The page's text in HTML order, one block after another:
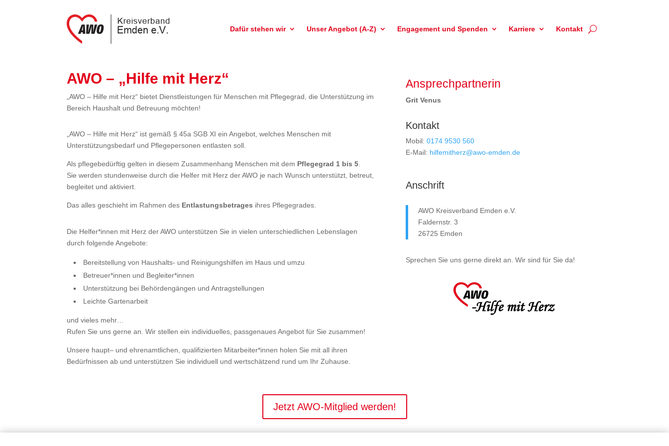
Dafür stehen wir Unser Angebot (A-Z) Engagement und Spenden Karriere Kontakt
AWO – „Hilfe mit Herz“
„AWO – Hilfe mit Herz“ bietet Dienstleistungen für Menschen mit Pflegegrad, die Unterstützung im
Bereich Haushalt und Betreuung möchten!
„AWO – Hilfe mit Herz“ ist gemäß § 45a SGB XI ein Angebot, welches Menschen mit
Unterstützungsbedarf und Pflegepersonen entlasten soll.
Als pflegebedürftig gelten in diesem Zusammenhang Menschen mit dem Pflegegrad 1 bis 5.
Sie werden stundenweise durch die Helfer mit Herz der AWO je nach Wunsch unterstützt, betreut,
begleitet und aktiviert.
Das alles geschieht im Rahmen des Entlastungsbetrages ihres Pflegegrades.
Die Helfer*innen mit Herz der AWO unterstützen Sie in vielen unterschiedlichen Lebenslagen
durch folgende Angebote:
Bereitstellung von Haushalts- und Reinigungshilfen im Haus und umzu
Betreuer*innen und Begleiter*innen
Unterstützung bei Behördengängen und Antragstellungen
Leichte Gartenarbeit
und vieles mehr…
Rufen Sie uns gerne an. Wir stellen ein individuelles, passgenaues Angebot für Sie zusammen!
Unsere haupt– und ehrenamtlichen, qualifizierten Mitarbeiter*innen holen Sie mit all ihren
Bedürfnissen ab und unterstützen Sie individuell und wertschätzend rund um Ihr Zuhause.
Ansprechpartnerin
Grit Venus
Kontakt
Mobil: 0174 9530 560
E-Mail: hilfemitherz@awo-emden.de
Anschrift
AWO Kreisverband Emden e.V.
Faldernstr. 3
26725 Emden
Sprechen Sie uns gerne direkt an. Wir sind für Sie da!
Jetzt AWO-Mitglied werden!